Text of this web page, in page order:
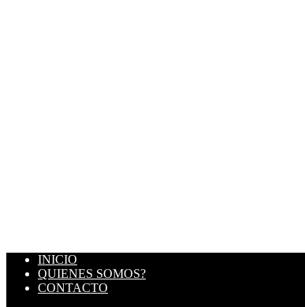
INICIO
QUIENES SOMOS?
CONTACTO